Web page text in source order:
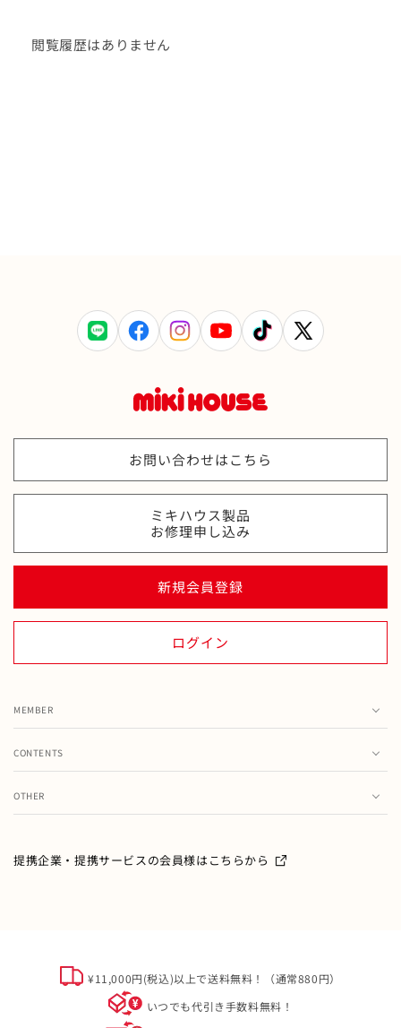
閲覧履歴はありません
LINE FacebookInstagramYouTube TikTok
X
(Twitter)
お問い合わせはこちら
ミキハウス製品
お修理申し込み
新規会員登録
ログイン
MEMBER
注文履歴
メールマガジン
CONTENTS
て
OTHER
ご利用ガイド
個人情報について
ソーシャルメディアポリシー
提携企業・提携サービスの会員様はこちらから
¥11,000円(税込)以上で送料無料！（通常880円）
いつでも代引き手数料無料！